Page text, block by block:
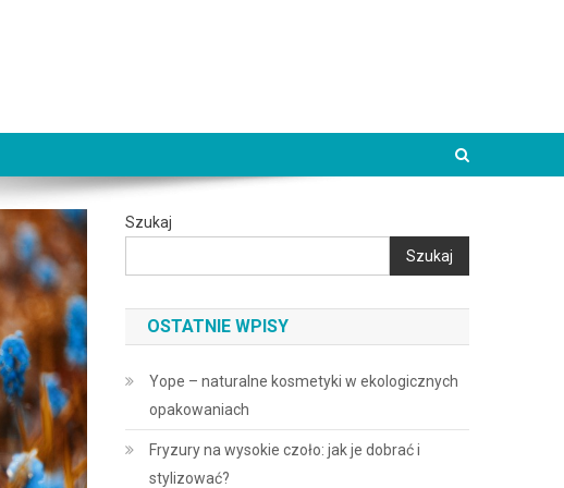
Szukaj
Szukaj
OSTATNIE WPISY
Yope – naturalne kosmetyki w ekologicznych
opakowaniach
Fryzury na wysokie czoło: jak je dobrać i
stylizować?